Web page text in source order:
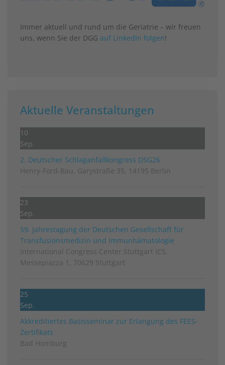
Immer aktuell und rund um die Geriatrie – wir freuen
uns, wenn Sie der DGG auf LinkedIn folgen!
Aktuelle Veranstaltungen
10
Sep.
2. Deutscher Schlag­anfall­kongress DSG26
Henry-Ford-Bau, Garystraße 35, 14195 Berlin
23
Sep.
59. Jahrestagung der Deutschen Gesellschaft für
Transfusionsmedizin und Immunhämatologie
International Congress Center Stuttgart ICS,
Messepiazza 1, 70629 Stuttgart
25
Sep.
Akkreditiertes Basisseminar zur Erlangung des FEES-
Zertifikats
Bad Homburg